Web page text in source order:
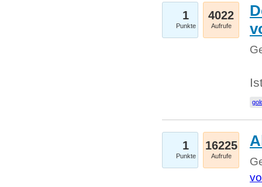
1
Punkte
4022
Aufrufe
1
Punkte
16225
Aufrufe